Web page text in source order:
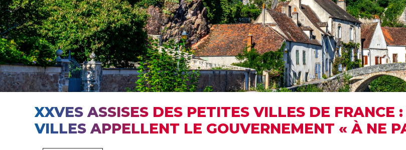
XXVES ASSISES DES PETITES VILLES DE FRANCE
VILLES APPELLENT LE GOUVERNEMENT « À NE